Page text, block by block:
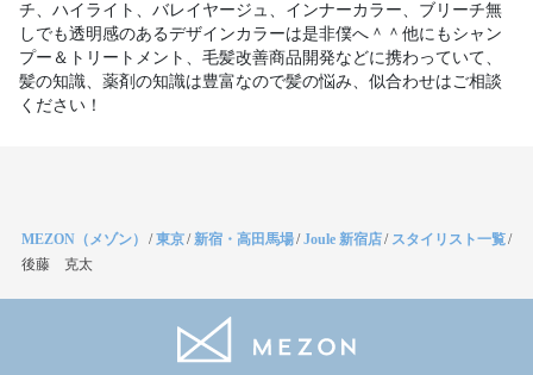
チ、ハイライト、バレイヤージュ、インナーカラー、ブリーチ無
しでも透明感のあるデザインカラーは是非僕へ＾＾他にもシャン
プー＆トリートメント、毛髪改善商品開発などに携わっていて、
髪の知識、薬剤の知識は豊富なので髪の悩み、似合わせはご相談
ください！
MEZON（メゾン） /東京/新宿・高田馬場/Joule 新宿店/ スタイリスト一覧/
後藤 克太